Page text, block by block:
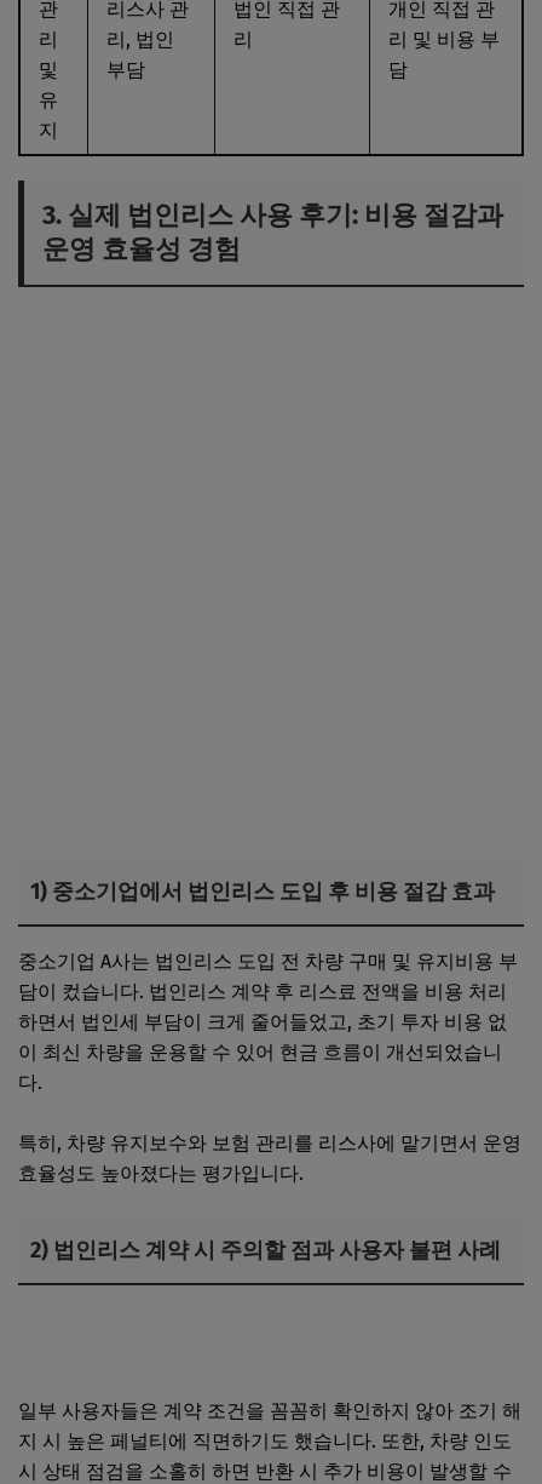
관
리
및
유
지
리스사 관
리, 법인
부담
법인 직접 관
리
개인 직접 관
리 및 비용 부
담
3. 실제 법인리스 사용 후기: 비용 절감과
운영 효율성 경험
1) 중소기업에서 법인리스 도입 후 비용 절감 효과
중소기업 A사는 법인리스 도입 전 차량 구매 및 유지비용 부
담이 컸습니다. 법인리스 계약 후 리스료 전액을 비용 처리
하면서 법인세 부담이 크게 줄어들었고, 초기 투자 비용 없
이 최신 차량을 운용할 수 있어 현금 흐름이 개선되었습니
다.
특히, 차량 유지보수와 보험 관리를 리스사에 맡기면서 운영
효율성도 높아졌다는 평가입니다.
2) 법인리스 계약 시 주의할 점과 사용자 불편 사례
일부 사용자들은 계약 조건을 꼼꼼히 확인하지 않아 조기 해
지 시 높은 페널티에 직면하기도 했습니다. 또한, 차량 인도
시 상태 점검을 소홀히 하면 반환 시 추가 비용이 발생할 수